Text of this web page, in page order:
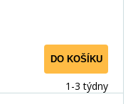
DO KOŠÍKU
1-3 týdny